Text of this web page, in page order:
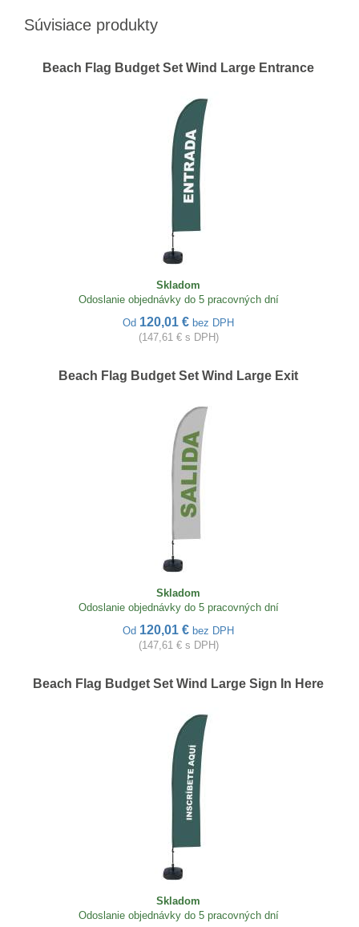
Súvisiace produkty
Beach Flag Budget Set Wind Large Entrance
Skladom
Odoslanie objednávky do 5 pracovných dní
Od 120,01 € bez DPH
(147,61 € s DPH)
Beach Flag Budget Set Wind Large Exit
Skladom
Odoslanie objednávky do 5 pracovných dní
Od 120,01 € bez DPH
(147,61 € s DPH)
Beach Flag Budget Set Wind Large Sign In Here
Skladom
Odoslanie objednávky do 5 pracovných dní